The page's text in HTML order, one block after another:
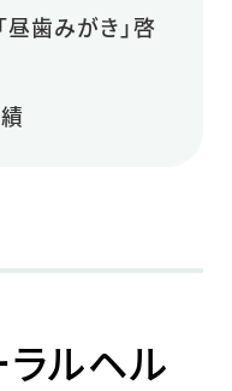
歯みがき」啓
ラルヘル